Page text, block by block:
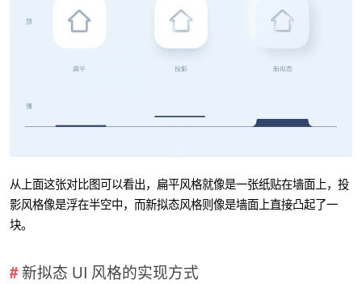
从上面这张对比图可以看出，扁平风格就像是一张纸贴在墙面上，投
影风格像是浮在半空中，而新拟态风格则像是墙面上直接凸起了一
块。
新拟态 UI 风格的实现方式